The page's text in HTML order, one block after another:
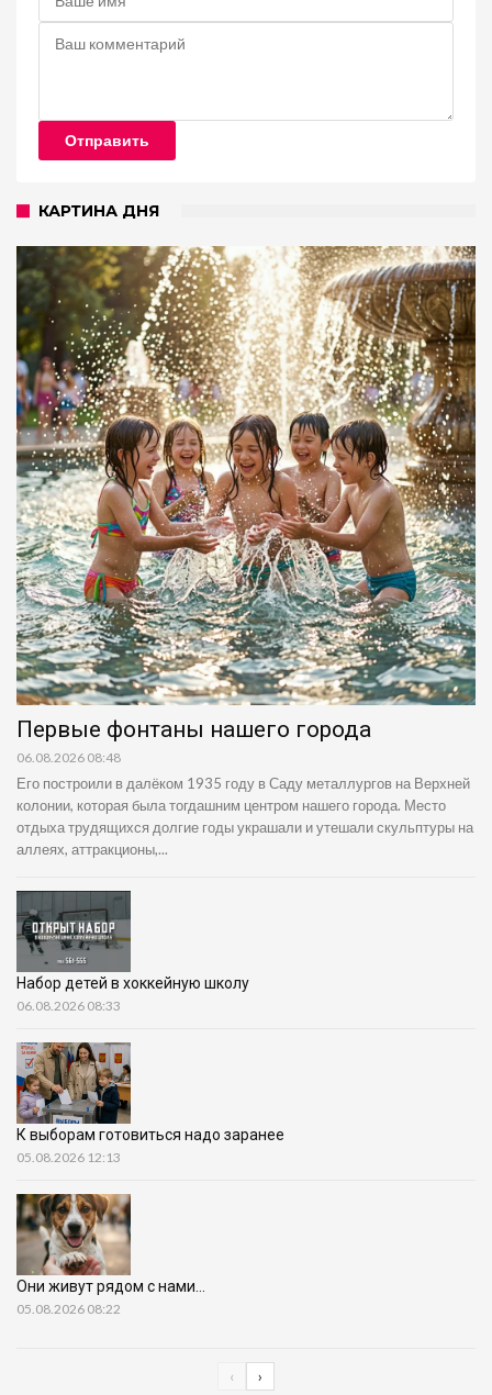
Отправить
КАРТИНА ДНЯ
Первые фонтаны нашего города
06.08.2026 08:48
Его построили в далёком 1935 году в Саду металлургов на Верхней
колонии, которая была тогдашним центром нашего города. Место
отдыха трудящихся долгие годы украшали и утешали скульптуры на
аллеях, аттракционы,...
Набор детей в хоккейную школу
06.08.2026 08:33
К выборам готовиться надо заранее
05.08.2026 12:13
Они живут рядом с нами…
05.08.2026 08:22
‹ ›